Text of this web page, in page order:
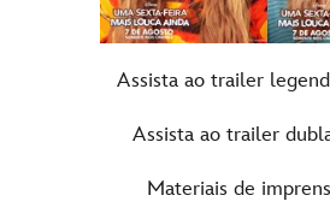
Assista ao trailer
Assista ao trailer
Materiais de